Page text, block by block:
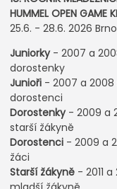
HUMMEL OPEN GAME
25.6. - 28.6. 2026 Brno
Juniorky- 2007 a
dorostenky
Junioři - 2007 a
dorostenci
Dorostenky- 2009 a
starší žákyně
Dorostenci - 2009 a
žáci
Starší žákyně - 2011